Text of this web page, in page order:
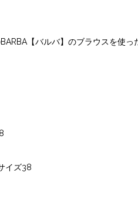
【バルバ】のブラウスを使っ
イズ38